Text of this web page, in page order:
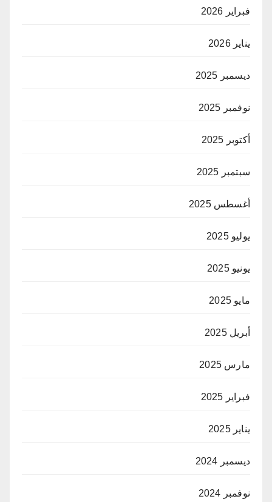
فبراير 2026
يناير 2026
ديسمبر 2025
نوفمبر 2025
أكتوبر 2025
سبتمبر 2025
أغسطس 2025
يوليو 2025
يونيو 2025
مايو 2025
أبريل 2025
مارس 2025
فبراير 2025
يناير 2025
ديسمبر 2024
نوفمبر 2024